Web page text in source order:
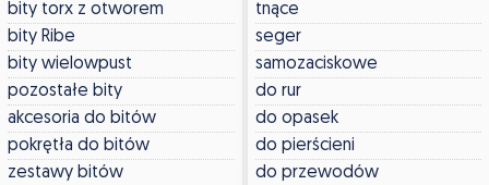
bity torx z otworem
bity Ribe
bity wielowpust
pozostałe bity
akcesoria do bitów
pokrętła do bitów
zestawy bitów
tnące
seger
samozaciskowe
do rur
do opasek
do pierścieni
do przewodów